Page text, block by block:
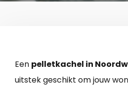
Een pelletkachel in
uitstek geschikt om jouw